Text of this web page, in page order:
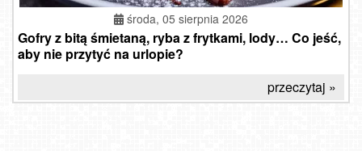
środa, 05 sierpnia 2026
Gofry z bitą śmietaną, ryba z frytkami, lody… Co jeść,
aby nie przytyć na urlopie?
przeczytaj »